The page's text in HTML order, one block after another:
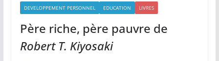
DEVELOPPEMENT PERSONNEL EDUCATION LIVRES
Père riche, père pauvre de
Robert T. Kiyosaki